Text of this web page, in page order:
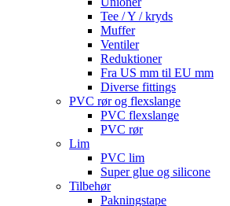
Tee / Y / kryds
Muffer
Ventiler
Reduktioner
Fra US mm til EU mm
Diverse fittings
PVC rør og flexslange
PVC flexslange
PVC rør
Lim
PVC lim
Super glue og silicone
Tilbehør
Pakningstape